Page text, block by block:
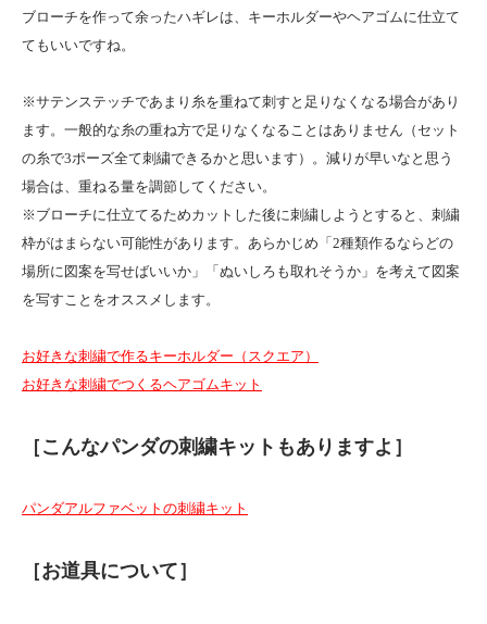
ブローチを作って余ったハギレは、キーホルダーやヘアゴムに仕立て
てもいいですね。
※サテンステッチであまり糸を重ねて刺すと足りなくなる場合があり
ます。一般的な糸の重ね方で足りなくなることはありません（セット
の糸で3ポーズ全て刺繍できるかと思います）。減りが早いなと思う
場合は、重ねる量を調節してください。
※ブローチに仕立てるためカットした後に刺繍しようとすると、刺繍
枠がはまらない可能性があります。あらかじめ「2種類作るならどの
場所に図案を写せばいいか」「ぬいしろも取れそうか」を考えて図案
を写すことをオススメします。
お好きな刺繍で作るキーホルダー（スクエア）
お好きな刺繍でつくるヘアゴムキット
［こんなパンダの刺繍キットもありますよ］
パンダアルファベットの刺繍キット
［お道具について］